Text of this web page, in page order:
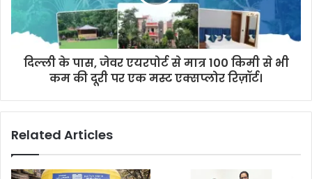
दिल्ली के पास, जेवर एयरपोर्ट से मात्र 100 किमी से भी
कम की दूरी पर एक मस्ट एक्सप्लोर रिज़ॉर्ट।
Related Articles